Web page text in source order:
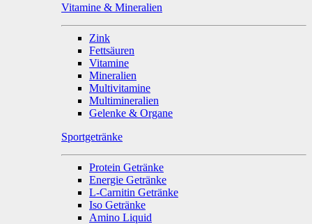
Vitamine & Mineralien
Zink
Fettsäuren
Vitamine
Mineralien
Multivitamine
Multimineralien
Gelenke & Organe
Sportgetränke
Protein Getränke
Energie Getränke
L-Carnitin Getränke
Iso Getränke
Amino Liquid